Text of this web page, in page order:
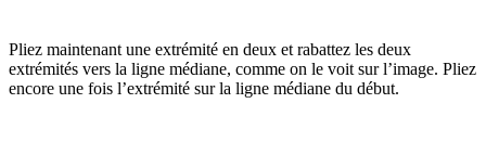
Pliez maintenant une extrémité en deux et rabattez les deux
extrémités vers la ligne médiane, comme on le voit sur l’image. Pliez
encore une fois l’extrémité sur la ligne médiane du début.